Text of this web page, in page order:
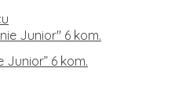
Junior” 6 kom.